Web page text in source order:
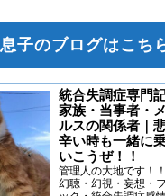
息子のブログはこち
統合失調症専門
家族・当事者・
ルスの関係者｜
辛い時も一緒に
いこうぜ！！
管理人の大地です！
幻聴・幻視・妄想・